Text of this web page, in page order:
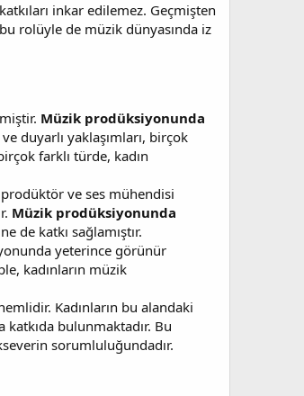
inkar edilemez. Geçmişten
rolüyle de müzik dünyasında iz
Müzik prodüksiyonunda
duyarlı yaklaşımları, birçok
farklı türde, kadın
prodüktör ve ses mühendisi
Müzik prodüksiyonunda
de katkı sağlamıştır.
yeterince görünür
kadınların müzik
Kadınların bu alandaki
bulunmaktadır. Bu
sorumluluğundadır.